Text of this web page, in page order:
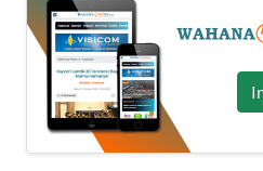
KHAS
NUSANTARA
SERBA-
SERBI